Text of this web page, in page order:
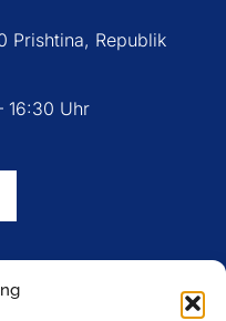
Prishtina, Republik
16:30 Uhr